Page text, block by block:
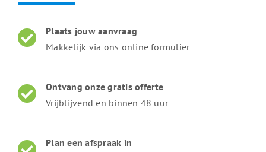
Plaats jouw aanvraag
Makkelijk via ons online formulier
Ontvang onze gratis offerte
Vrijblijvend en binnen 48 uur
Plan een afspraak in